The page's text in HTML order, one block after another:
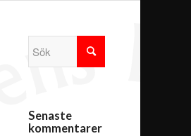
Senaste
kommentarer